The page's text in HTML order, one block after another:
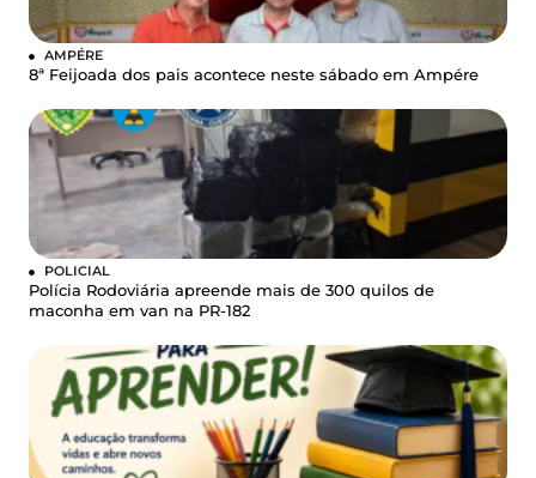
AMPÉRE
8ª Feijoada dos pais acontece neste sábado em Ampére
POLICIAL
Polícia Rodoviária apreende mais de 300 quilos de
maconha em van na PR-182